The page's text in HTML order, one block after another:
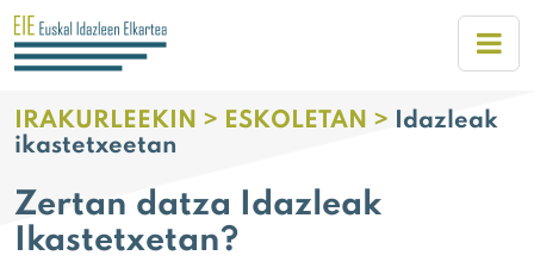
IRAKURLEEKIN > ESKOLETAN >
Idazleak
ikastetxeetan
Zertan datza Idazleak
Ikastetxetan?